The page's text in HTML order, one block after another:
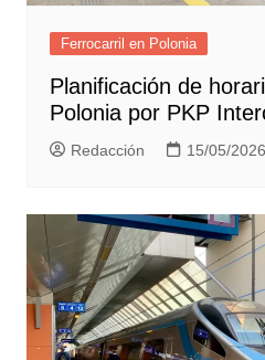
Ferrocarril en Polonia
Planificación de
Polonia por PKP
Redacción 15/05/2026